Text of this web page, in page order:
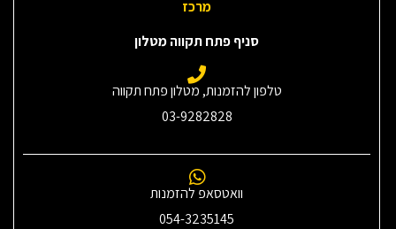
מרכז
סניף פתח תקווה מטלון
טלפון להזמנות, מטלון פתח תקווה
03-9282828
וואטסאפ להזמנות
054-3235145‎